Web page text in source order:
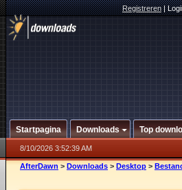
Registreren|
Startpagina Downloads Top
8/10/2026 3:52:39 AM
AfterDawn > Downloads > Desktop >